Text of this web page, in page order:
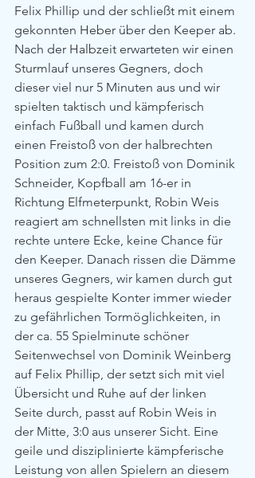
Felix Phillip und der schließt mit einem
gekonnten Heber über den Keeper ab.
Nach der Halbzeit erwarteten wir einen
Sturmlauf unseres Gegners, doch
dieser viel nur 5 Minuten aus und wir
spielten taktisch und kämpferisch
einfach Fußball und kamen durch
einen Freistoß von der halbrechten
Position zum 2:0. Freistoß von Dominik
Schneider, Kopfball am 16-er in
Richtung Elfmeterpunkt, Robin Weis
reagiert am schnellsten mit links in die
rechte untere Ecke, keine Chance für
den Keeper. Danach rissen die Dämme
unseres Gegners, wir kamen durch gut
heraus gespielte Konter immer wieder
zu gefährlichen Tormöglichkeiten, in
der ca. 55 Spielminute schöner
Seitenwechsel von Dominik Weinberg
auf Felix Phillip, der setzt sich mit viel
Übersicht und Ruhe auf der linken
Seite durch, passt auf Robin Weis in
der Mitte, 3:0 aus unserer Sicht. Eine
geile und disziplinierte kämpferische
Leistung von allen Spielern an diesem